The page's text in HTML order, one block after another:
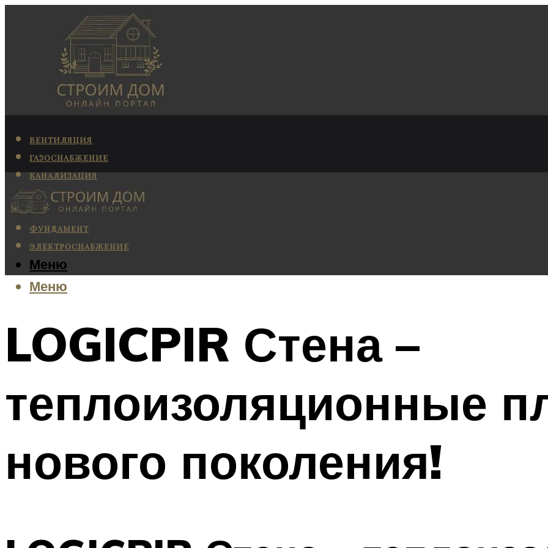
ВЕНТИЛЯЦИЯ
ГАЗОСНАБЖЕНИЕ
КАНАЛИЗАЦИЯ
КОНДИЦИОНИРОВАНИЕ
ОТОПЛЕНИЕ
ФУНДАМЕНТ
ЭЛЕКТРОСНАБЖЕНИЕ
Меню
Меню
LOGICPIR Стена –
теплоизоляционные
нового поколения!